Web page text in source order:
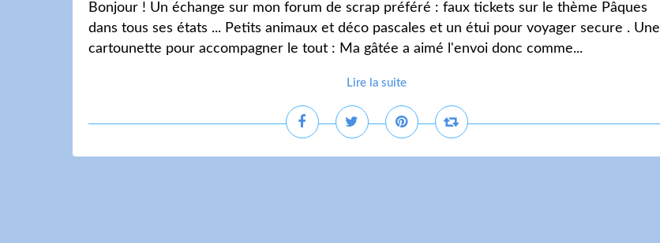
Bonjour ! Un échange sur mon forum de scrap préféré : faux tickets sur le thème Pâques
dans tous ses états ... Petits animaux et déco pascales et un étui pour voyager secure . Une
cartounette pour accompagner le tout : Ma gâtée a aimé l'envoi donc comme...
Lire la suite